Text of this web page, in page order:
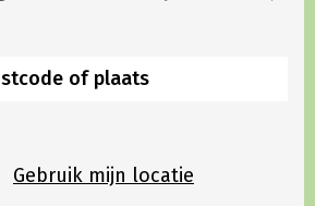
Gebruik mijn locatie